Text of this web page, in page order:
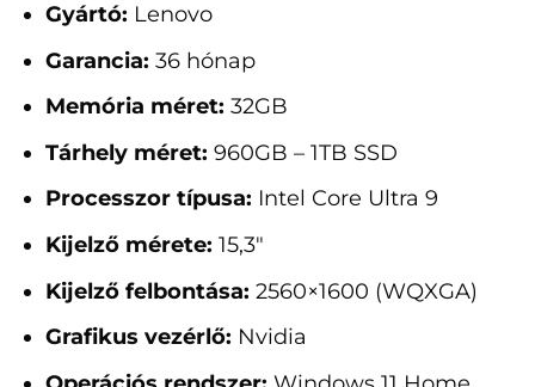
Gyártó: Lenovo
Garancia: 36 hónap
Memória méret: 32GB
Tárhely méret: 960GB – 1TB SSD
Processzor típusa: Intel Core Ultra 9
Kijelző mérete: 15,3"
Kijelző felbontása: 2560×1600 (WQXGA)
Grafikus vezérlő: Nvidia